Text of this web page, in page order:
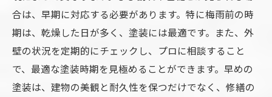
合は、早期に対応する必要があります。特に梅雨前の時
期は、乾燥した日が多く、塗装には最適です。また、外
壁の状況を定期的にチェックし、プロに相談すること
で、最適な塗装時期を見極めることができます。早めの
塗装は、建物の美観と耐久性を保つだけでなく、修繕の